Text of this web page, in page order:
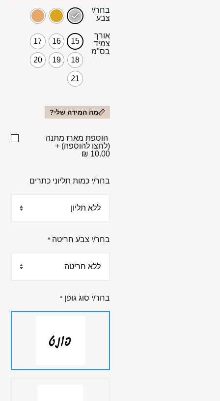
בחר/י
צבע
אורך
צמיד
בס"מ
15
16
17
18
19
20
21
מה המידה שלי?
הוספת מארז מתנה
(לחצו להוספה) +
10.00 ₪
בחר/י כמות תליוני כתרים
בחר/י צבע חריטה *
בחר/י סוג גופן *